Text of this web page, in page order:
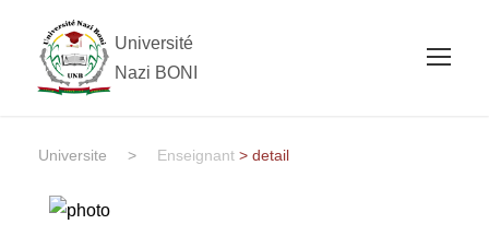
Université
Nazi BONI
Universite > Enseignant > detail